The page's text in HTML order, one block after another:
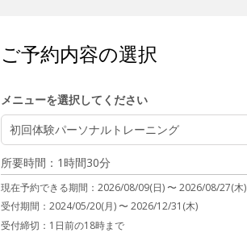
ご予約内容の選択
メニューを選択してください
初回体験パーソナルトレーニング
所要時間：1時間30分
現在予約できる期間： 2026/08/09(日) 〜2026/08/27(木)
受付期間：2024/05/20(月) 〜 2026/12/31(木)
受付締切： 1日前の18時まで